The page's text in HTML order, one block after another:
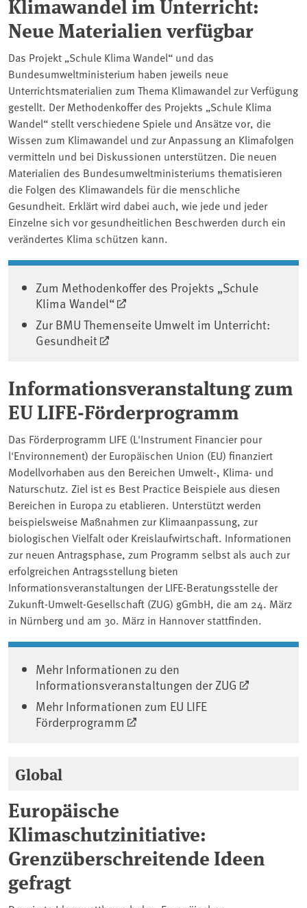
Neue Materialien verfügbar
Das Projekt „Schule Klima Wandel“ und das
Bundesumweltministerium haben jeweils neue
Unterrichtsmaterialien zum Thema Klimawandel zur Verfügung
gestellt. Der Methodenkoffer des Projekts „Schule Klima
Wandel“ stellt verschiedene Spiele und Ansätze vor, die
Wissen zum Klimawandel und zur Anpassung an Klimafolgen
vermitteln und bei Diskussionen unterstützen. Die neuen
Materialien des Bundesumweltministeriums thematisieren
die Folgen des Klimawandels für die menschliche
Gesundheit. Erklärt wird dabei auch, wie jede und jeder
Einzelne sich vor gesundheitlichen Beschwerden durch ein
verändertes Klima schützen kann.
Zum Methodenkoffer des Projekts „Schule
Klima Wandel“
Zur BMU Themenseite Umwelt im Unterricht:
Gesundheit
Informationsveranstaltung zum
EU LIFE-Förderprogramm
Das Förderprogramm LIFE (L'Instrument Financier pour
l'Environnement) der Europäischen Union (EU) finanziert
Modellvorhaben aus den Bereichen Umwelt-, Klima- und
Naturschutz. Ziel ist es Best Practice Beispiele aus diesen
Bereichen in Europa zu etablieren. Unterstützt werden
beispielsweise Maßnahmen zur Klimaanpassung, zur
biologischen Vielfalt oder Kreislaufwirtschaft. Informationen
zur neuen Antragsphase, zum Programm selbst als auch zur
erfolgreichen Antragsstellung bieten
Informationsveranstaltungen der LIFE-Beratungsstelle der
Zukunft-Umwelt-Gesellschaft (ZUG) gGmbH, die am 24. März
in Nürnberg und am 30. März in Hannover stattfinden.
Mehr Informationen zu den
Informationsveranstaltungen der ZUG
Mehr Informationen zum EU LIFE
Förderprogramm
Global
Europäische
Klimaschutzinitiative:
Grenzüberschreitende Ideen
gefragt